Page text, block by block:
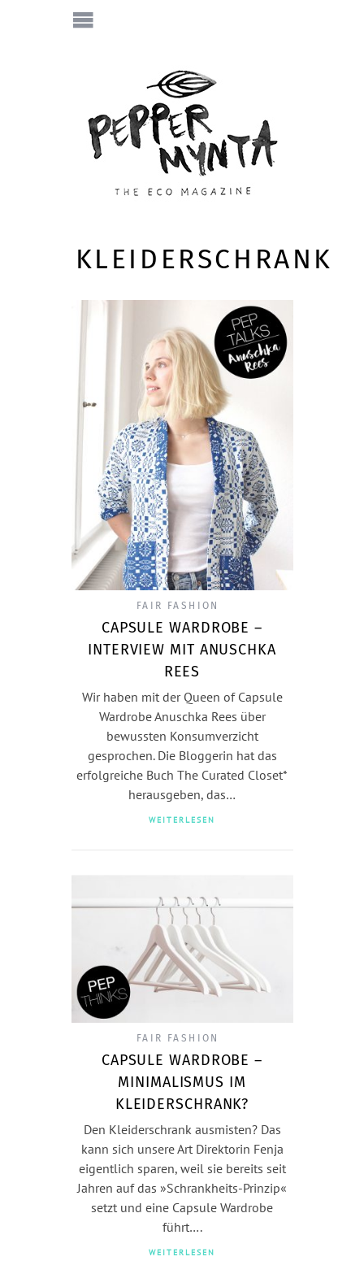
KLEIDERSCHRANK
FAIR FASHION
CAPSULE WARDROBE –
INTERVIEW MIT ANUSCHKA
REES
Wir haben mit der Queen of Capsule
Wardrobe Anuschka Rees über
bewussten Konsumverzicht
gesprochen. Die Bloggerin hat das
erfolgreiche Buch The Curated Closet*
herausgeben, das…
WEITERLESEN
FAIR FASHION
CAPSULE WARDROBE –
MINIMALISMUS IM
KLEIDERSCHRANK?
Den Kleiderschrank ausmisten? Das
kann sich unsere Art Direktorin Fenja
eigentlich sparen, weil sie bereits seit
Jahren auf das »Schrankheits-Prinzip«
setzt und eine Capsule Wardrobe
führt….
WEITERLESEN